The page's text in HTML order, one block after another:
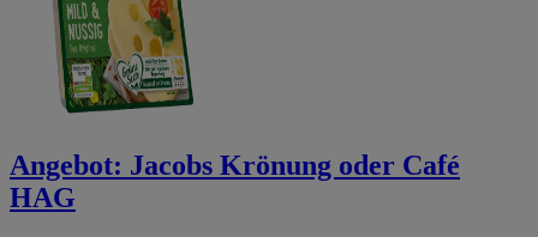
Angebot: Jacobs Krönung oder Café
HAG